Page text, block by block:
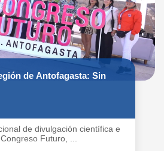
de Antofagasta: Sin
de divulgación científica e
Futuro, ...